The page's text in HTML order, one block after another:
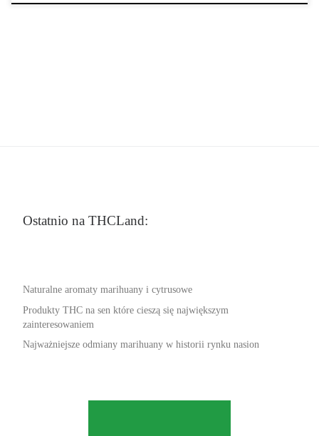
Ostatnio na THCLand:
Naturalne aromaty marihuany i cytrusowe
Produkty THC na sen które cieszą się największym
zainteresowaniem
Najważniejsze odmiany marihuany w historii rynku nasion